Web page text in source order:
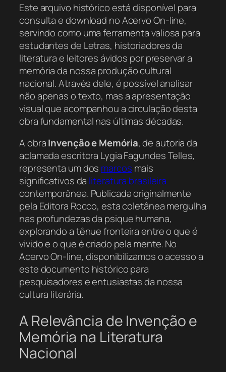
Este arquivo histórico está disponível para
consulta e download no Acervo On-line,
servindo como uma ferramenta valiosa para
estudantes de Letras, historiadores da
literatura e leitores ávidos por preservar a
memória da nossa produção cultural
nacional. Através dele, é possível analisar
não apenas o texto, mas a apresentação
visual que acompanhou a circulação desta
obra fundamental nas últimas décadas.
A obraInvenção e Memória, de autoria da
aclamada escritora Lygia Fagundes Telles,
representa um dos marcos mais
significativos da literatura brasileira
contemporânea. Publicada originalmente
pela Editora Rocco, esta coletânea mergulha
nas profundezas da psique humana,
explorando a tênue fronteira entre o que é
vivido e o que é criado pela mente. No
Acervo On-line, disponibilizamos o acesso a
este documento histórico para
pesquisadores e entusiastas da nossa
cultura literária.
A Relevância de Invenção e
Memória na Literatura
Nacional